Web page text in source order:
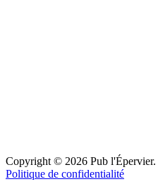
Copyright © 2026 Pub l'Épervier.
Politique de confidentialité